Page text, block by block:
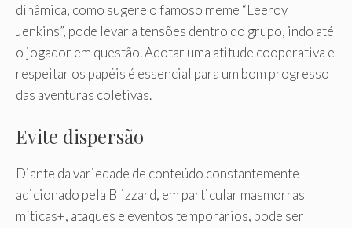
dinâmica, como sugere o famoso meme “Leeroy
Jenkins”, pode levar a tensões dentro do grupo, indo até
o jogador em questão. Adotar uma atitude cooperativa e
respeitar os papéis é essencial para um bom progresso
das aventuras coletivas.
Evite dispersão
Diante da variedade de conteúdo constantemente
adicionado pela Blizzard, em particular masmorras
míticas+, ataques e eventos temporários, pode ser